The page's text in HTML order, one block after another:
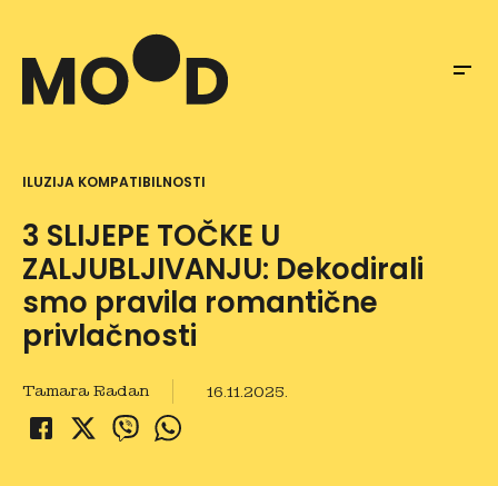
ILUZIJA KOMPATIBILNOSTI
3 SLIJEPE TOČKE U
ZALJUBLJIVANJU: Dekodirali
smo pravila romantične
privlačnosti
Tamara Radan 16.11.2025.